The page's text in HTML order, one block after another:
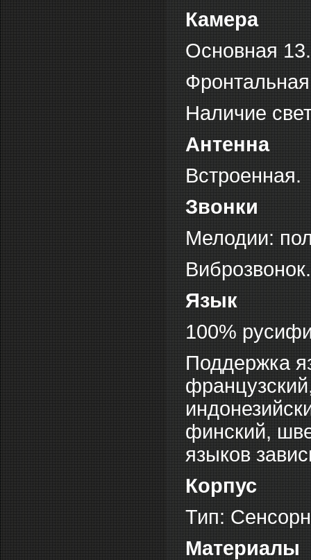
Камера
Основная
Наличие
Антенна
Встроенная.
Звонки
Мелодии:
Виброзвонок.
Язык
100%
Поддержка
финский,
языков
Корпус
Тип:
Материалы